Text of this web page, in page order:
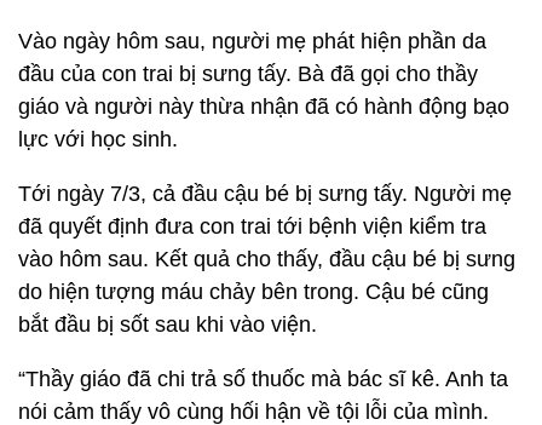
Vào ngày hôm sau, người mẹ phát hiện phần da
đầu của con trai bị sưng tấy. Bà đã gọi cho thầy
giáo và người này thừa nhận đã có hành động bạo
lực với học sinh.
Tới ngày 7/3, cả đầu cậu bé bị sưng tấy. Người mẹ
đã quyết định đưa con trai tới bệnh viện kiểm tra
vào hôm sau. Kết quả cho thấy, đầu cậu bé bị sưng
do hiện tượng máu chảy bên trong. Cậu bé cũng
bắt đầu bị sốt sau khi vào viện.
“Thầy giáo đã chi trả số thuốc mà bác sĩ kê. Anh ta
nói cảm thấy vô cùng hối hận về tội lỗi của mình.